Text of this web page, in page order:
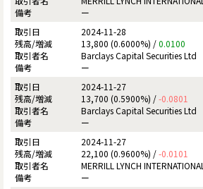
ー
2024-11-28
13,800 (0.6000%) /0.0100
Barclays Capital Securities Ltd
ー
2024-11-27
13,700 (0.5900%) /-0.0801
Barclays Capital Securities Ltd
ー
2024-11-27
22,100 (0.9600%) /-0.0101
MERRILL LYNCH INTERNATIONAL
ー